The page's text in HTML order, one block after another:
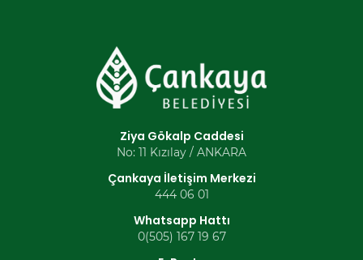
Ziya Gökalp Caddesi
No: 11 Kızılay / ANKARA
Çankaya İletişim Merkezi
444 06 01
Whatsapp Hattı
0(505) 167 19 67